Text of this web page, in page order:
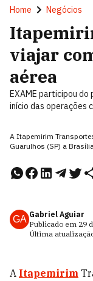
Home Negócios
viajar
aérea
EXAME participou do
início das operações
A Itapemirim
Guarulhos (SP) a
GA Gabriel Aguiar
Publicado em 29
Última
A Itapemirim